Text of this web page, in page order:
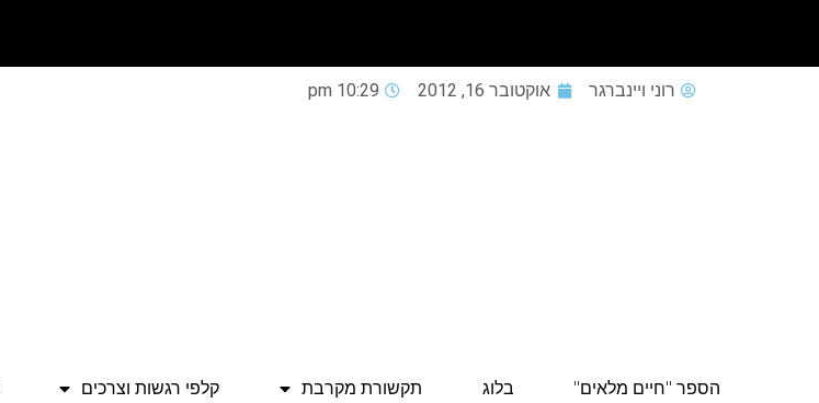
רוני ויינברגר אוקטובר 16, 2012 10:29 pm
הספר "חיים מלאים" בלוג תקשורת מקרבת קלפי רגשות וצרכים